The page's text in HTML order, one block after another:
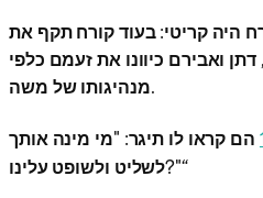
היה קריטי: בעוד קורח תקף את
ואבירם כיוונו את זעמם כלפי
מנהיגותו של משה.
הם קראו לו תיגר: "מי מינה אותך
לשליט ולשופט עלינו?"“